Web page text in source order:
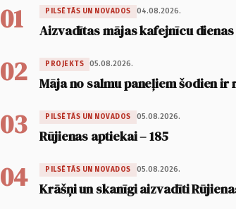
01 PILSĒTĀS UN NOVADOS 04.08.2026.
Aizvadītas mājas kafejnīcu dienas
02 PROJEKTS 05.08.2026.
Māja no salmu paneļiem šodien ir
03 PILSĒTĀS UN NOVADOS 05.08.2026.
Rūjienas aptiekai – 185
04 PILSĒTĀS UN NOVADOS 05.08.2026.
Krāšņi un skanīgi aizvadīti